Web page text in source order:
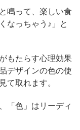
鳴って、楽しい食
なっちゃう♪」と
もたらす心理効果
デザインの色の使
て取れます。
「色」はリーディ